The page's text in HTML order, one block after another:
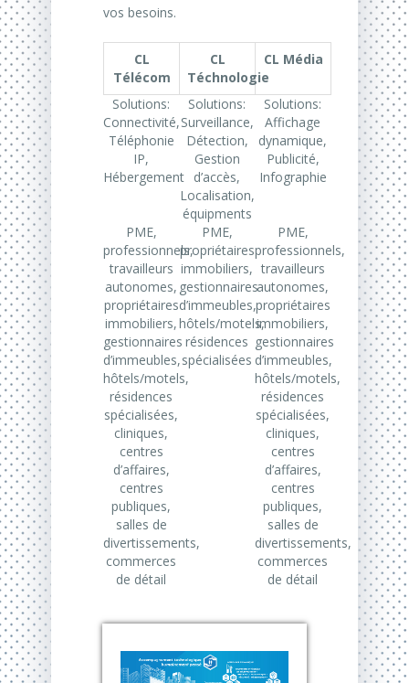
vos besoins.
CL
Télécom
CL
Téchnologie
CL Média
Solutions:
Connectivité,
Téléphonie
IP,
Hébergement
Solutions:
Surveillance,
Détection,
Gestion
d’accès,
Localisation,
équipments
Solutions:
Affichage
dynamique,
Publicité,
Infographie
PME,
professionnels,
travailleurs
autonomes,
propriétaires
immobiliers,
gestionnaires
d’immeubles,
hôtels/motels,
résidences
spécialisées,
cliniques,
centres
d’affaires,
centres
publiques,
salles de
divertissements,
commerces
de détail
PME,
propriétaires
immobiliers,
gestionnaires
d’immeubles,
hôtels/motels,
résidences
spécialisées
PME,
professionnels,
travailleurs
autonomes,
propriétaires
immobiliers,
gestionnaires
d’immeubles,
hôtels/motels,
résidences
spécialisées,
cliniques,
centres
d’affaires,
centres
publiques,
salles de
divertissements,
commerces
de détail